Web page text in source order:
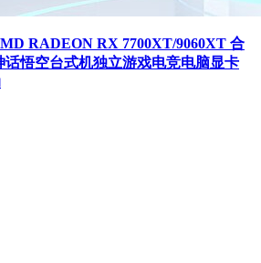
RADEON RX 7700XT/9060XT 合
话悟空台式机独立游戏电竞电脑显卡